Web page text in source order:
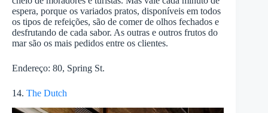
espera, porque os variados pratos, disponíveis em todos
os tipos de refeições, são de comer de olhos fechados e
desfrutando de cada sabor. As outras e outros frutos do
mar são os mais pedidos entre os clientes.
Endereço: 80, Spring St.
14. The Dutch